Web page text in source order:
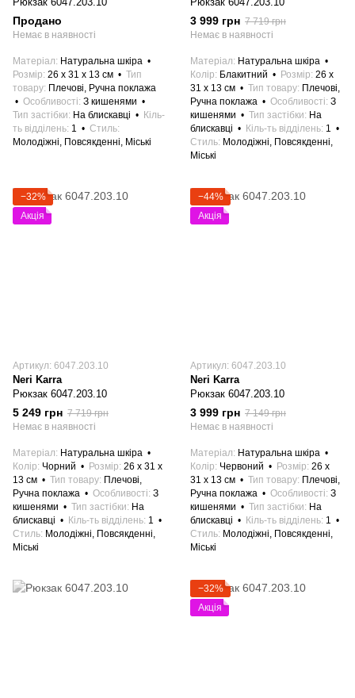
Продано
Немає в наявності
Матеріал
Натуральна шкіра
Розмір 26 x 31 x 13 см
Тип
товару Плечові, Ручна поклажа
Особливості З кишенями
Тип застібки
На блискавці
Кіль-
ть відділень 1
Стиль
Молодіжні, Повсякденні, Міські
3 999 грн 7 719 грн
Немає в наявності
Матеріал
Натуральна шкіра
Колір
Блакитний Розмір 26 x
31 x 13 см
Тип товару Плечові,
Ручна поклажа
Особливості З
кишенями
Тип застібки
На
блискавці
Кіль-ть відділень 1
Стиль Молодіжні, Повсякденні,
Міські
−32%
Акція
Артикул: 6047.203.10
Neri Karra
Рюкзак 6047.203.10
5 249 грн 7 719 грн
Немає в наявності
Матеріал
Натуральна шкіра
Колір Чорний Розмір 26 x 31 x
13 см
Тип товару Плечові,
Ручна поклажа
Особливості З
кишенями
Тип застібки
На
блискавці
Кіль-ть відділень 1
Стиль Молодіжні, Повсякденні,
Міські
−44%
Акція
Артикул: 6047.203.10
Neri Karra
Рюкзак 6047.203.10
3 999 грн 7 149 грн
Немає в наявності
Матеріал
Натуральна шкіра
Колір Червоний Розмір 26 x
31 x 13 см
Тип товару Плечові,
Ручна поклажа
Особливості З
кишенями
Тип застібки
На
блискавці
Кіль-ть відділень 1
Стиль Молодіжні, Повсякденні,
Міські
−32%
Акція